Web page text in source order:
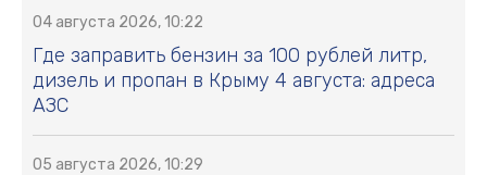
04 августа 2026, 10:22
Где заправить бензин за 100 рублей литр,
дизель и пропан в Крыму 4 августа: адреса
АЗС
05 августа 2026, 10:29